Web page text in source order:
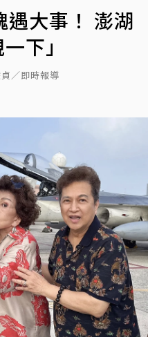
大事！ 澎湖
下」
／即時報導